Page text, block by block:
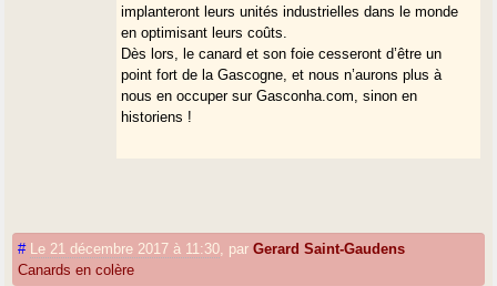
implanteront leurs unités industrielles dans le monde
en optimisant leurs coûts.
Dès lors, le canard et son foie cesseront d’être un
point fort de la Gascogne, et nous n’aurons plus à
nous en occuper sur Gasconha.com, sinon en
historiens !
# Le 21 décembre 2017 à 11:30 parGerard Saint-Gaudens
Canards en colère